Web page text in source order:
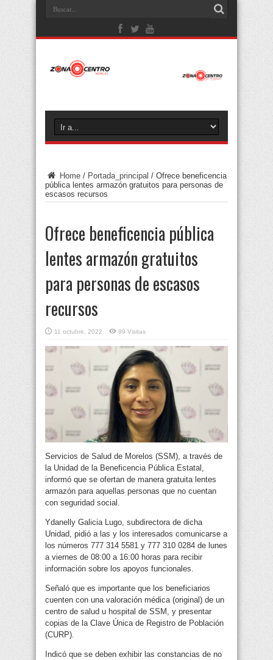
Home / Portada_principal / Ofrece beneficencia
pública lentes armazón gratuitos para personas de
escasos recursos
Ofrece beneficencia pública
lentes armazón gratuitos
para personas de escasos
recursos
11 octubre, 2022 89 Visitas
Servicios de Salud de Morelos (SSM), a través de
la Unidad de la Beneficencia Pública Estatal,
informó que se ofertan de manera gratuita lentes
armazón para aquellas personas que no cuentan
con seguridad social.
Ydanelly Galicia Lugo, subdirectora de dicha
Unidad, pidió a las y los interesados comunicarse a
los números 777 314 5581 y 777 310 0284 de lunes
a viernes de 08:00 a 16:00 horas para recibir
información sobre los apoyos funcionales.
Señaló que es importante que los beneficiarios
cuenten con una valoración médica (original) de un
centro de salud u hospital de SSM, y presentar
copias de la Clave Única de Registro de Población
(CURP).
Indicó que se deben exhibir las constancias de no